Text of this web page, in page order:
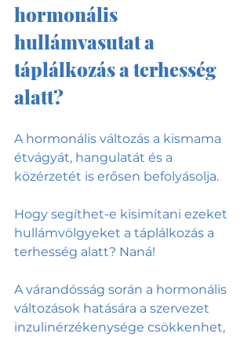
hormonális
hullámvasutat a
táplálkozás a terhesség
alatt?
A hormonális változás a kismama
étvágyát, hangulatát és a
közérzetét is erősen befolyásolja.
Hogy segíthet-e kisimítani ezeket
hullámvölgyeket a táplálkozás a
terhesség alatt? Naná!
A várandósság során a hormonális
változások hatására a szervezet
inzulinérzékenysége csökkenhet,